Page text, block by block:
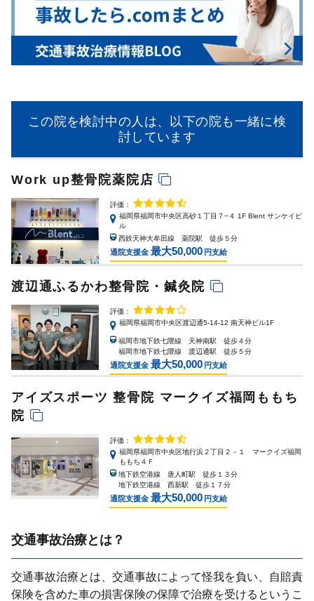
この院を検討中の人は、以下の院も一緒に検
討しています
Work up整骨院薬院店
評価：
福岡県福岡市中央区高砂１丁目７−４ 1F Blent サンケイビ
ル
西鉄天神大牟田線 薬院駅 徒歩５分
通院支援金 最大50,000 円支給
渡辺通ふるかわ整骨院・鍼灸院
評価：
福岡県福岡市中央区渡辺通5-14-12 南天神ビル1F
福岡市地下鉄七隈線 天神南駅 徒歩４分
福岡市地下鉄七隈線 渡辺通駅 徒歩５分
通院支援金 最大50,000 円支給
アイズスポーツ 整骨院 マークイズ福岡ももち
院
評価：
福岡県福岡市中央区地行浜２丁目２－１ マークイズ福岡
ももち４Ｆ
地下鉄空港線 唐人町駅 徒歩１３分
地下鉄空港線 西新駅 徒歩１７分
通院支援金 最大50,000 円支給
交通事故治療とは？
交通事故治療とは、交通事故によって怪我を負い、⾃賠責
保険を含めた⾞の損害保険の保障で治療を受けるというこ